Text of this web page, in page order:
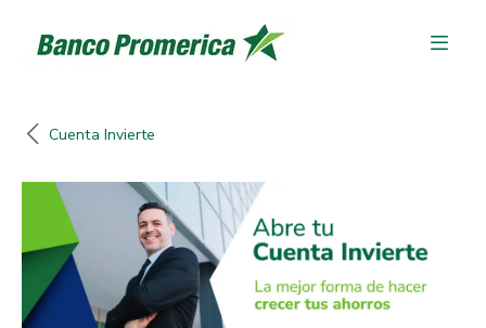
Cuenta Invierte